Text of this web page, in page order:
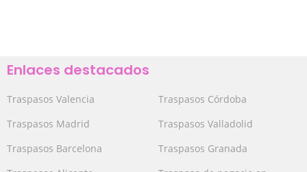
Enlaces destacados
Traspasos Valencia
Traspasos Madrid
Traspasos Barcelona
Traspasos Córdoba
Traspasos Valladolid
Traspasos Granada